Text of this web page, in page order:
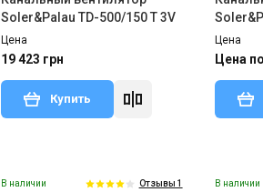
Soler&Palau TD-500/150 T 3V
Цена
19 423 грн
Купить
Цена
Цена
В наличии Отзывы 1 В наличии